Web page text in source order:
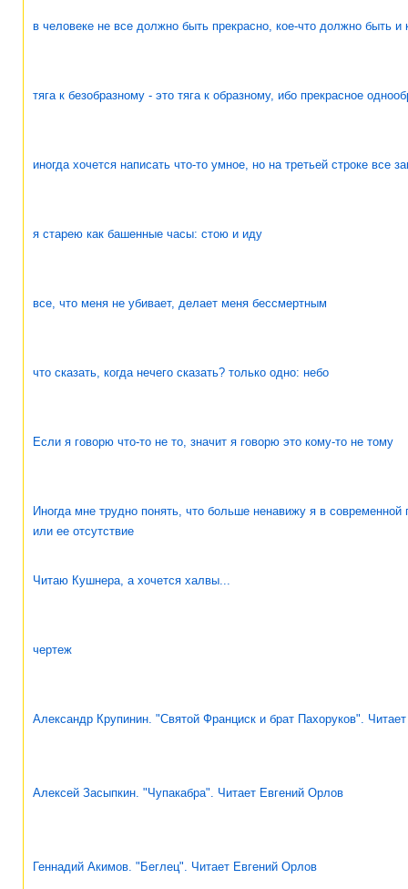
в человеке не все должно быть прекрасно, кое-что должно быть и
тяга к безобразному - это тяга к образному, ибо прекрасное
иногда хочется написать что-то умное, но на третьей строке все
я старею как башенные часы: стою и иду
все, что меня не убивает, делает меня бессмертным
что сказать, когда нечего сказать? только одно: небо
Если я говорю что-то не то, значит я говорю это кому-то не тому
Иногда мне трудно понять, что больше ненавижу я в современной
или ее отсутствие
Читаю Кушнера, а хочется халвы...
чертеж
Александр Крупинин. "Святой Франциск и брат Пахоруков".
Алексей Засыпкин. "Чупакабра". Читает Евгений Орлов
Геннадий Акимов. "Беглец". Читает Евгений Орлов